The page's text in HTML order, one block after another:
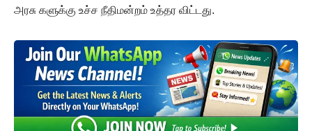
அரசு களுக்கு உச்ச நீதிமன்றம் உத்தர விட்டது.